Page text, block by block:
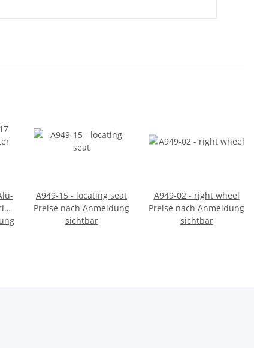
A949-15 - locating seat
Preise nach Anmeldung
sichtbar
A949-02 - right wheel
Preise nach Anmeldung
sichtbar